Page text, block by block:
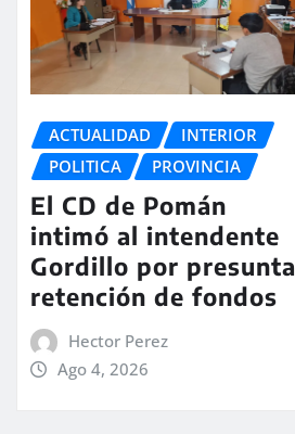
ACTUALIDAD
INTERIOR
POLITICA
PROVINCIA
El CD de Pomán
intimó al intendente
Gordillo por presunta
retención de fondos
Hector Perez
Ago 4, 2026